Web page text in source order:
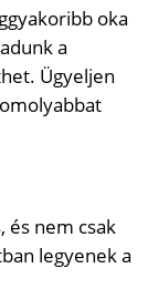
oka
a
Ügyeljen
és nem csak
legyenek a